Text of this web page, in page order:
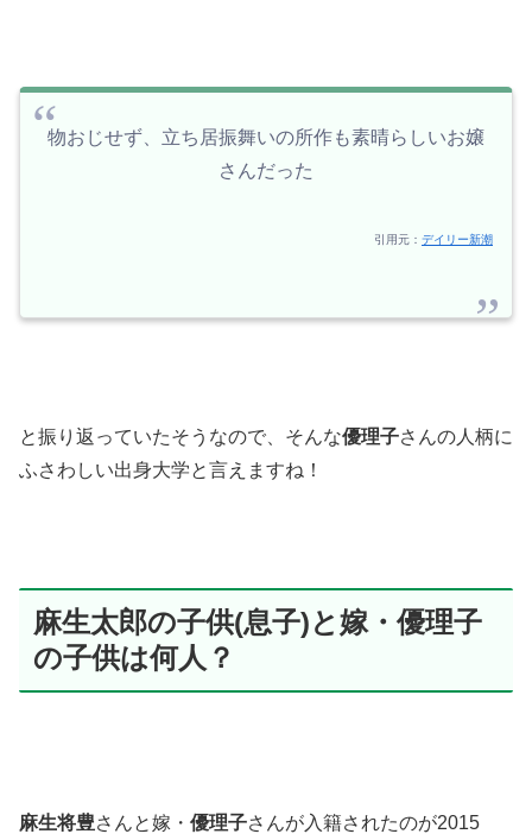
物おじせず、立ち居振舞いの所作も素晴らしいお嬢
さんだった
引用元： デイリー新潮
と振り返っていたそうなので、そんな優理子さんの人柄に
ふさわしい出身大学と言えますね！
麻生太郎の子供(息子)と嫁・優理子
の子供は何人？
麻生将豊さんと嫁・ 優理子さんが入籍されたのが2015